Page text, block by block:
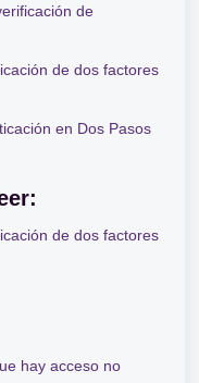
de
de dos factores
en Dos Pasos
de dos factores
hay acceso no